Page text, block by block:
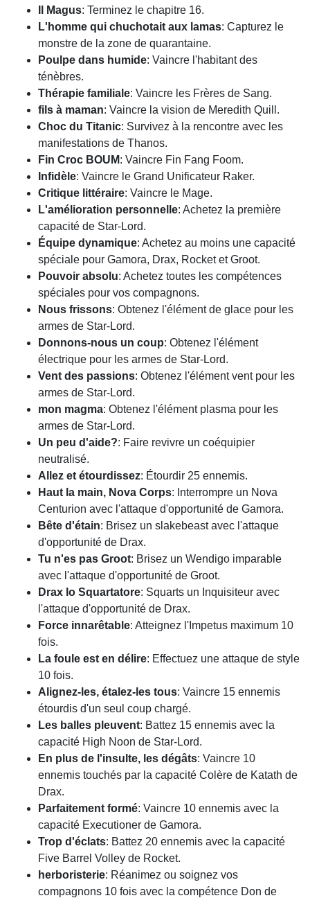
Il Magus: Terminez le chapitre 16.
L'homme qui chuchotait aux lamas: Capturez le
monstre de la zone de quarantaine.
Poulpe dans humide: Vaincre l'habitant des
ténèbres.
Thérapie familiale: Vaincre les Frères de Sang.
fils à maman: Vaincre la vision de Meredith Quill.
Choc du Titanic: Survivez à la rencontre avec les
manifestations de Thanos.
Fin Croc BOUM: Vaincre Fin Fang Foom.
Infidèle: Vaincre le Grand Unificateur Raker.
Critique littéraire: Vaincre le Mage.
L'amélioration personnelle: Achetez la première
capacité de Star-Lord.
Équipe dynamique: Achetez au moins une capacité
spéciale pour Gamora, Drax, Rocket et Groot.
Pouvoir absolu: Achetez toutes les compétences
spéciales pour vos compagnons.
Nous frissons: Obtenez l'élément de glace pour les
armes de Star-Lord.
Donnons-nous un coup: Obtenez l'élément
électrique pour les armes de Star-Lord.
Vent des passions: Obtenez l'élément vent pour les
armes de Star-Lord.
mon magma: Obtenez l'élément plasma pour les
armes de Star-Lord.
Un peu d'aide?: Faire revivre un coéquipier
neutralisé.
Allez et étourdissez: Étourdir 25 ennemis.
Haut la main, Nova Corps: Interrompre un Nova
Centurion avec l'attaque d'opportunité de Gamora.
Bête d'étain: Brisez un slakebeast avec l'attaque
d'opportunité de Drax.
Tu n'es pas Groot: Brisez un Wendigo imparable
avec l'attaque d'opportunité de Groot.
Drax lo Squartatore: Squarts un Inquisiteur avec
l'attaque d'opportunité de Drax.
Force innarêtable: Atteignez l'Impetus maximum 10
fois.
La foule est en délire: Effectuez une attaque de style
10 fois.
Alignez-les, étalez-les tous: Vaincre 15 ennemis
étourdis d'un seul coup chargé.
Les balles pleuvent: Battez 15 ennemis avec la
capacité High Noon de Star-Lord.
En plus de l'insulte, les dégâts: Vaincre 10
ennemis touchés par la capacité Colère de Katath de
Drax.
Parfaitement formé: Vaincre 10 ennemis avec la
capacité Executioner de Gamora.
Trop d'éclats: Battez 20 ennemis avec la capacité
Five Barrel Volley de Rocket.
herboristerie: Réanimez ou soignez vos
compagnons 10 fois avec la compétence Don de